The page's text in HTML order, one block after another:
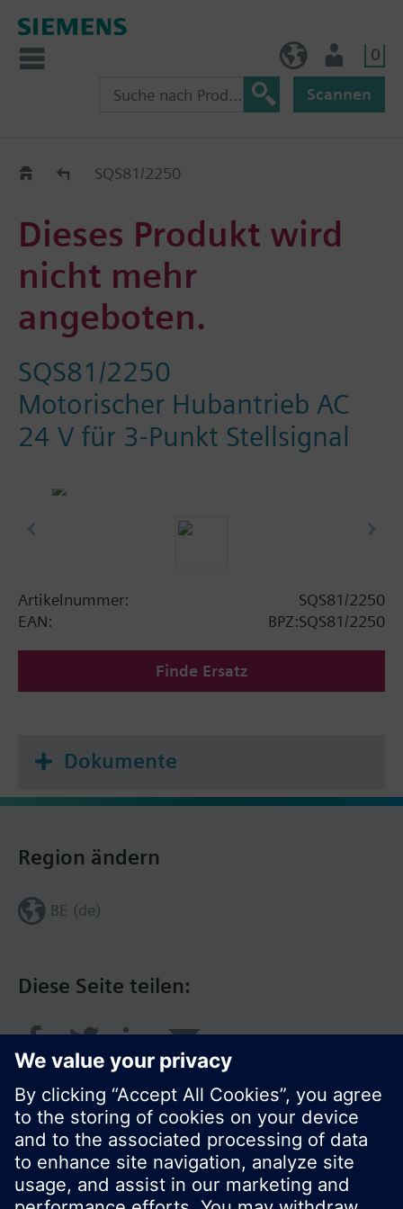
0
Scannen
Austauschhilfe
SQS81/2250
Dieses Produkt wird
nicht mehr
angeboten.
SQS81/2250
Motorischer Hubantrieb AC
24 V für 3-Punkt Stellsignal
Artikelnummer:
SQS81/2250
EAN:
BPZ:SQS81/2250
Finde Ersatz
Dokumente
Diese Seite teilen:
Region ändern
BE (de)